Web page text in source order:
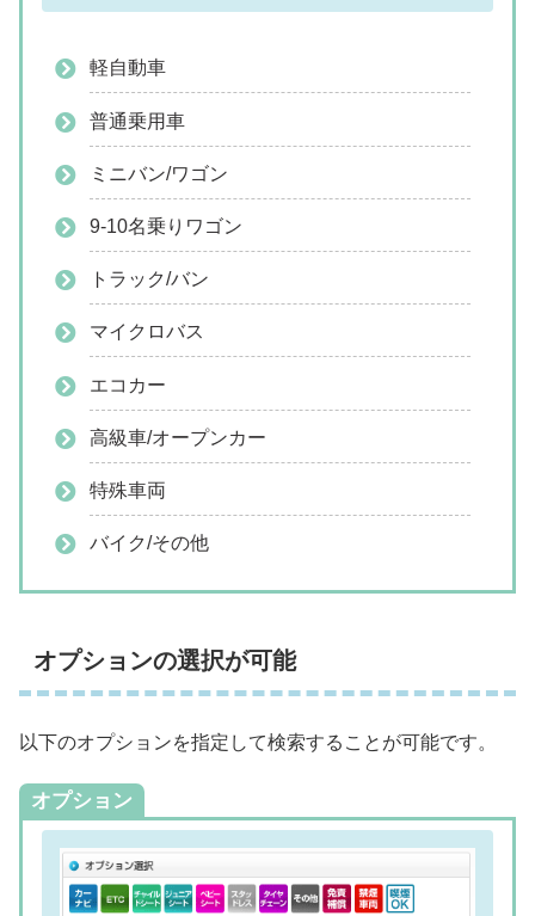
軽自動車
普通乗用車
ミニバン/ワゴン
9-10名乗りワゴン
トラック/バン
マイクロバス
エコカー
高級車/オープンカー
特殊車両
バイク/その他
オプションの選択が可能
以下のオプションを指定して検索することが可能です。
オプション